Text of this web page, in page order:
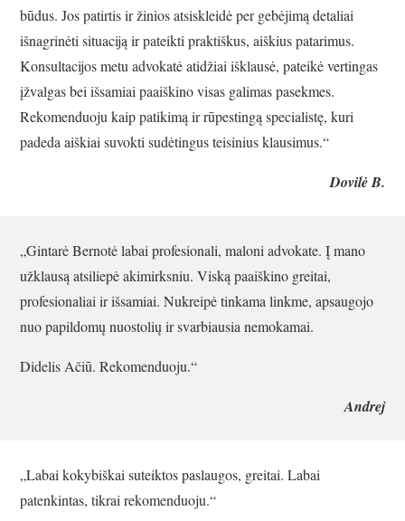
būdus. Jos patirtis ir žinios atsiskleidė per gebėjimą detaliai
išnagrinėti situaciją ir pateikti praktiškus, aiškius patarimus.
Konsultacijos metu advokatė atidžiai išklausė, pateikė vertingas
įžvalgas bei išsamiai paaiškino visas galimas pasekmes.
Rekomenduoju kaip patikimą ir rūpestingą specialistę, kuri
padeda aiškiai suvokti sudėtingus teisinius klausimus.“
Dovilė B.
„Gintarė Bernotė labai profesionali, maloni advokate. Į mano
užklausą atsiliepė akimirksniu. Viską paaiškino greitai,
profesionaliai ir išsamiai. Nukreipė tinkama linkme, apsaugojo
nuo papildomų nuostolių ir svarbiausia nemokamai.
Didelis Ačiū. Rekomenduoju.“
Andrej
„Labai kokybiškai suteiktos paslaugos, greitai. Labai
patenkintas, tikrai rekomenduoju.“